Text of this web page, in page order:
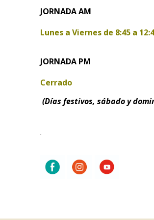
JORNADA AM
Lunes a Viernes de 8:45 a
JORNADA PM
Cerrado
(Días festivos, sábado y
.